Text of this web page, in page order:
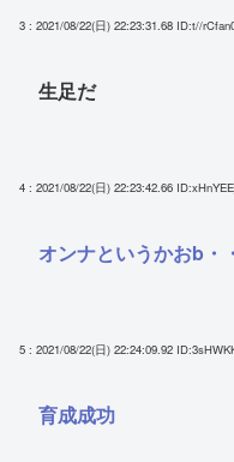
3 : 2021/08/22(日) 22:23:31.68 ID:t//
生足だ
4 : 2021/08/22(日) 22:23:42.66
オンナというかおb・
5 : 2021/08/22(日) 22:24:09.92
育成成功